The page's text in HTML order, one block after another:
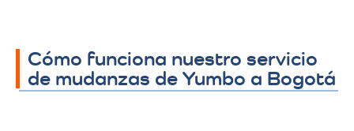
Cómo funciona nuestro servicio
de mudanzas de Yumbo a Bogotá